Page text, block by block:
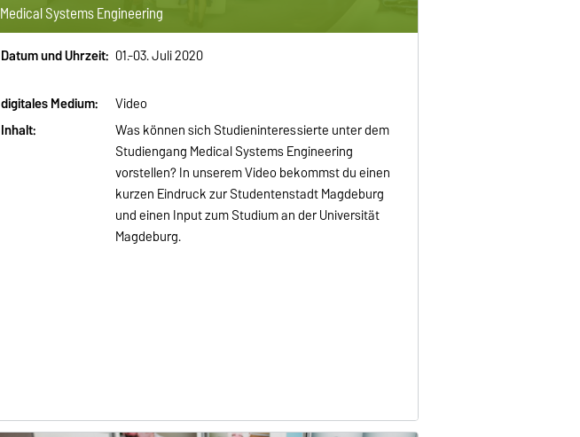
Medical Systems Engineering
Datum und Uhrzeit: 01.-03. Juli 2020
digitales Medium:
Video
Inhalt:
Was können sich Studieninteressierte unter dem
Studiengang Medical Systems Engineering
vorstellen? In unserem Video bekommst du einen
kurzen Eindruck zur Studentenstadt Magdeburg
und einen Input zum Studium an der Universität
Magdeburg.